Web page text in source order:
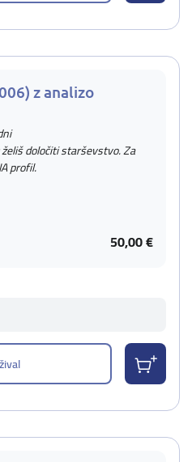
z analizo
določiti starševstvo. Za
profil.
50,00 €